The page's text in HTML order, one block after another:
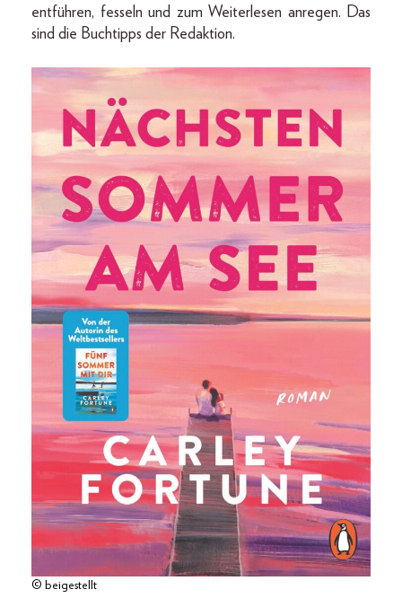
entführen, fesseln und zum Weiterlesen anregen. Das
sind die Buchtipps der Redaktion.
© beigestellt